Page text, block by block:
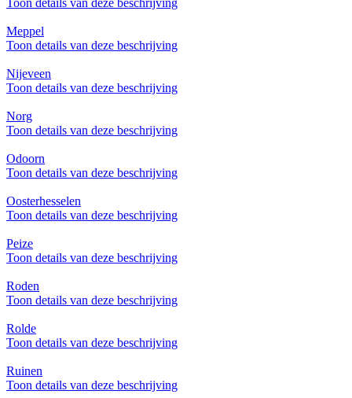
Toon details van deze beschrijving
Meppel
Toon details van deze beschrijving
Nijeveen
Toon details van deze beschrijving
Norg
Toon details van deze beschrijving
Odoorn
Toon details van deze beschrijving
Oosterhesselen
Toon details van deze beschrijving
Peize
Toon details van deze beschrijving
Roden
Toon details van deze beschrijving
Rolde
Toon details van deze beschrijving
Ruinen
Toon details van deze beschrijving